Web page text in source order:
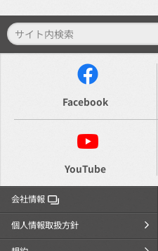
Facebook
YouTube
会社情報
個人情報取扱方針